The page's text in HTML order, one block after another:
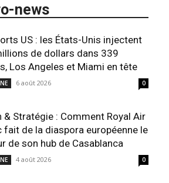
news
US : les États-Unis injectent
de dollars dans 339
Los Angeles et Miami en tête
6 août 2026 0
& Stratégie : Comment Royal Air
fait de la diaspora européenne le
de son hub de Casablanca
4 août 2026 0